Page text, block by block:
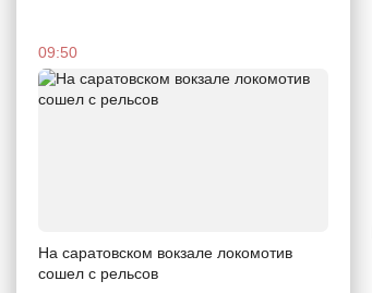
09:50
На саратовском вокзале локомотив
сошел с рельсов